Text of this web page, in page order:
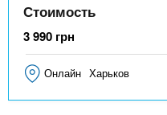
Стоимость
3 990 грн
Онлайн Харьков